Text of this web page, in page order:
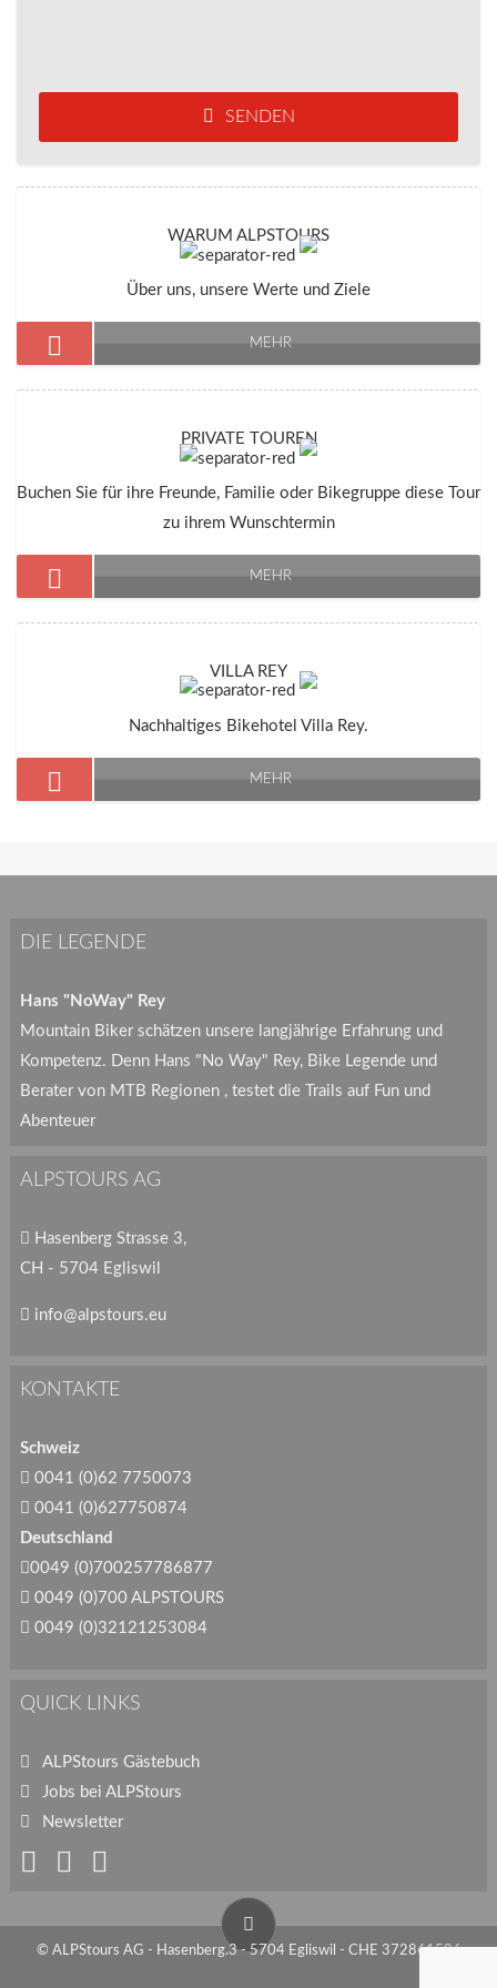
SENDEN
WARUM ALPSTOURS
Über uns, unsere Werte und Ziele
MEHR
PRIVATE TOUREN
Buchen Sie für ihre Freunde, Familie oder Bikegruppe diese Tour
zu ihrem Wunschtermin
MEHR
VILLA REY
Nachhaltiges Bikehotel Villa Rey.
MEHR
DIE LEGENDE
Hans "NoWay" Rey
Mountain Biker schätzen unsere langjährige Erfahrung und
Kompetenz. Denn Hans "No Way" Rey, Bike Legende und
Berater von MTB Regionen , testet die Trails auf Fun und
Abenteuer
ALPSTOURS AG
Hasenberg Strasse 3,
CH - 5704 Egliswil
info@alpstours.eu
KONTAKTE
Schweiz
0041 (0)62 7750073
0041 (0)627750874
Deutschland
0049 (0)700257786877
0049 (0)700 ALPSTOURS
0049 (0)32121253084
QUICK LINKS
ALPStours Gästebuch
Jobs bei ALPStours
Newsletter
© ALPStours AG - Hasenberg.3 - 5704 Egliswil - CHE 372861586